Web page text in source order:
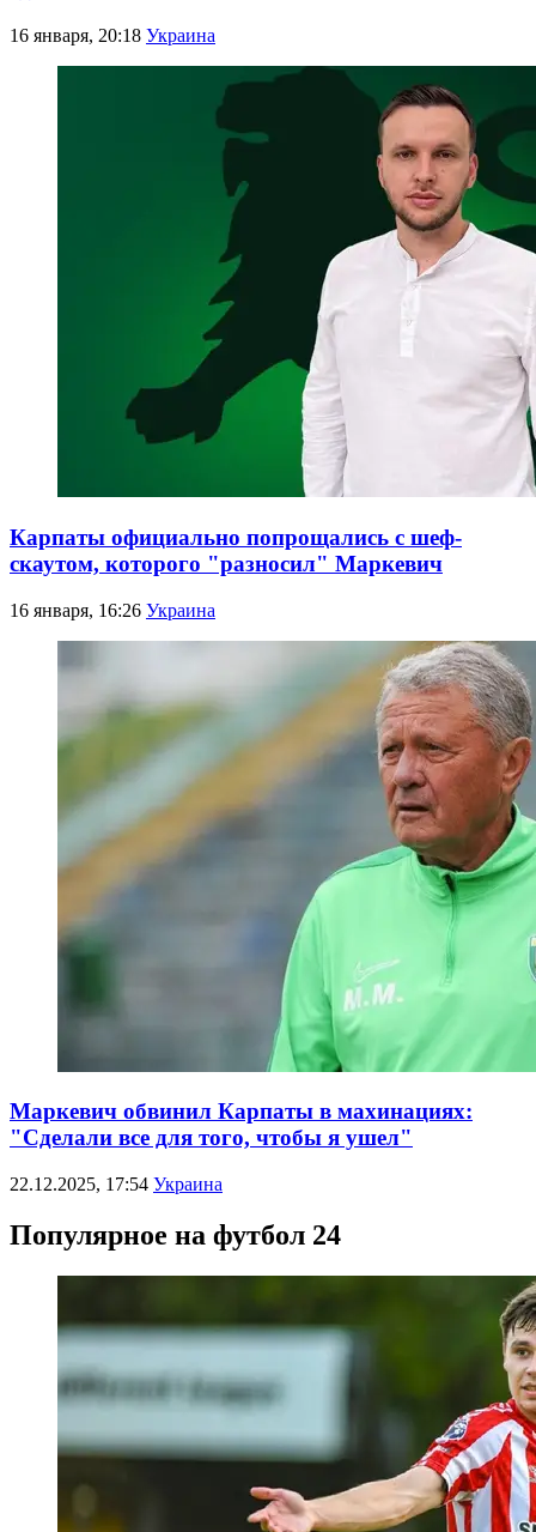
16 января, 20:18 Украина
Карпаты официально попрощались с шеф-
скаутом, которого "разносил" Маркевич
16 января, 16:26 Украина
Маркевич обвинил Карпаты в махинациях:
"Сделали все для того, чтобы я ушел"
22.12.2025, 17:54 Украина
Популярное на футбол 24